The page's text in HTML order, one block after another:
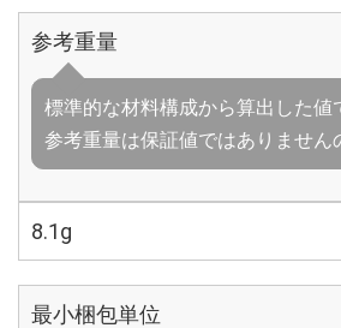
参考重量
標準的な材料構成から算出した値
参考重量は保証値ではありません
8.1g
最小梱包単位